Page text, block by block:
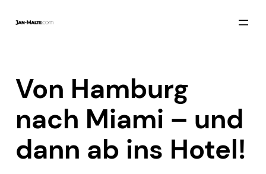
Inhalt
Von Hamburg
nach Miami – und
dann ab ins Hotel!